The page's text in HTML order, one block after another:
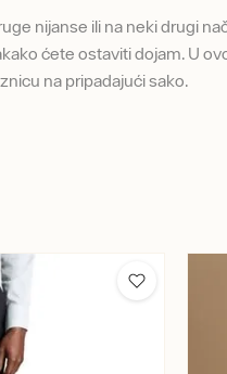
nijanse ili na neki drugi
ćete ostaviti dojam. U
na pripadajući sako.